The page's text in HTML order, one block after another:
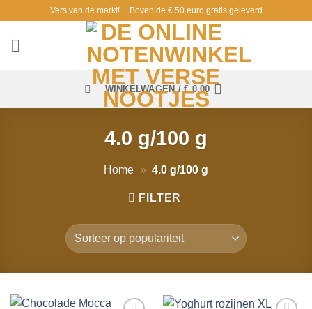
inhoud
Vers van de markt! Boven de € 50 euro gratis geleverd
WINKELWAGEN /€ 0,00
4.0 g/100 g
Home » 4.0 g/100 g
FILTER